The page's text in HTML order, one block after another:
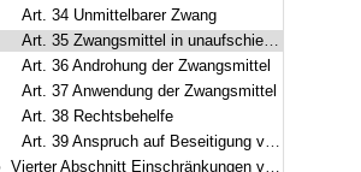
Art. 34 Unmittelbarer Zwang
Art. 35 Zwangsmittel in unaufschiebbaren Fällen
Art. 36 Androhung der Zwangsmittel
Art. 37 Anwendung der Zwangsmittel
Art. 38 Rechtsbehelfe
Art. 39 Anspruch auf Beseitigung von Vollstreckungsfolgen
Vierter Abschnitt Einschränkungen von Grundrechten (Art. 40)